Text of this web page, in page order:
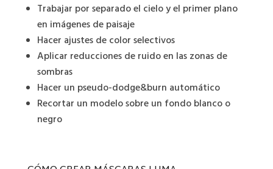
Trabajar por separado el cielo y el primer plano
en imágenes de paisaje
Hacer ajustes de color selectivos
Aplicar reducciones de ruido en las zonas de
sombras
Hacer un pseudo-dodge&burn automático
Recortar un modelo sobre un fondo blanco o
negro